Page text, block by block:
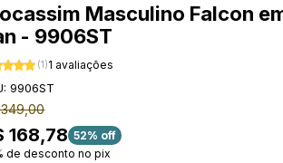
Masculino Falcon
- 9906ST
(1)1 avaliações
9906ST
349,00
168,78 52% off
de desconto no pix
exclusivopara sua
primeira compra